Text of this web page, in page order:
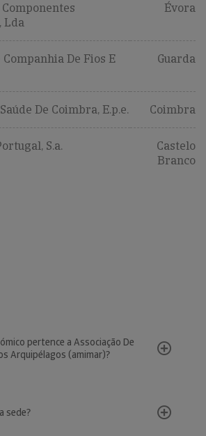
Lda
Évora
De Fios E
Guarda
De Coimbra, E.p.e. Coimbra
S.a.
Castelo
Branco
pertence a Associação De
Arquipélagos (amimar)?
sede?